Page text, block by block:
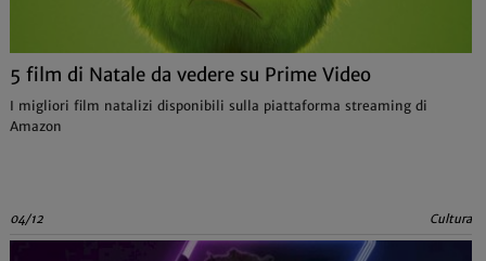
5 film di Natale da vedere su Prime Video
I migliori film natalizi disponibili sulla piattaforma streaming di
Amazon
04/12 Cultura